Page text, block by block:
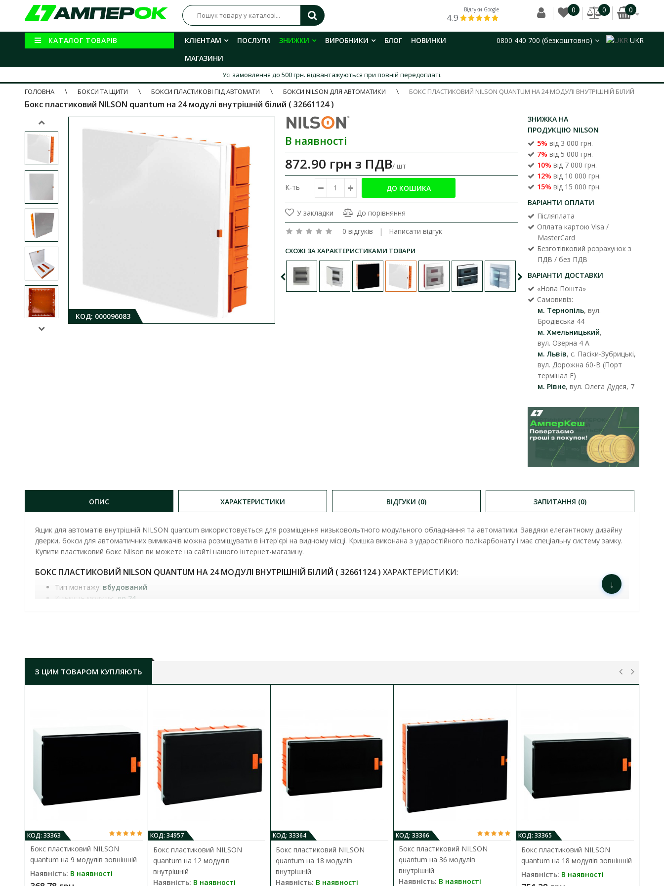
Відгуки Google
4.9
0 0 0
КАТАЛОГ ТОВАРІВ КЛІЄНТАМ ПОСЛУГИ ЗНИЖКИ ВИРОБНИКИ БЛОГ
НОВИНКИ
МАГАЗИНИ
0800 440 700 (безкоштовно) UKR
Усі замовлення до 500 грн. відвантажуються при повній передоплаті.
ГОЛОВНА
БОКСИ ТА ЩИТИ БОКСИ ПЛАСТИКОВІ ПІД АВТОМАТИ БОКСИ NILSON ДЛЯ АВТОМАТИКИ БОКС ПЛАСТИКОВИЙ NILSON QUANTUM НА 24 МОДУЛІ ВНУТРІШНІЙ БІЛИЙ
Бокс пластиковий NILSON quantum на 24 модулі внутрішній білий ( 32661124 )
КОД: 000096083
В наявності
872.90 грн з ПДВ/ шт
К-ть
У закладки
До порівняння
0 відгуків | Написати відгук
СХОЖІ ЗА ХАРАКТЕРИСТИКАМИ ТОВАРИ
ЗНИЖКА НА
ПРОДУКЦІЮ NILSON
5% від 3 000 грн.
7% від 5 000 грн.
10% від 7 000 грн.
12% від 10 000 грн.
15% від 15 000 грн.
ВАРІАНТИ ОПЛАТИ
Післяплата
Оплата картою Visa /
MasterCard
Безготівковий розрахунок з
ПДВ / без ПДВ
ВАРІАНТИ ДОСТАВКИ
«Нова Пошта»
Самовивіз:
м. Тернопіль, вул.
Бродівська 44
м. Хмельницький,
вул. Озерна 4 А
м. Львів, с. Пасіки-Зубрицькі,
вул. Дорожна 60-В (Порт
термінал F)
м. Рівне, вул. Олега Дудєя, 7
ОПИС ХАРАКТЕРИСТИКИ ВІДГУКИ (0) ЗАПИТАННЯ (0)
Ящик для автоматів внутрішній NILSON quantum використовується для розміщення низьковольтного модульного обладнання та автоматики. Завдяки елегантному дизайну
дверки, бокси для автоматичних вимикачів можна розміщувати в інтер'єрі на видному місці. Кришка виконана з ударостійного полікарбонату і має спеціальну систему замку.
Купити пластиковий бокс Nilson ви можете на сайті нашого інтернет-магазину.
БОКС ПЛАСТИКОВИЙ NILSON QUANTUM НА 24 МОДУЛІ ВНУТРІШНІЙ БІЛИЙ ( 32661124 ) ХАРАКТЕРИСТИКИ:
Тип монтажу: вбудований
Кількість модулів: до 24
-25 ºС до +60 ºС
Монтажний розмір основи ГхШхВ:
Габарити кришки ГхШхВ:30х310х340 мм
↓
З ЦИМ ТОВАРОМ КУПЛЯЮТЬ
КОД: 33363
Бокс пластиковий NILSON
quantum на 9 модулів зовнішній
Наявність: В наявності
КОД: 34957
Бокс пластиковий NILSON
quantum на 12 модулів
внутрішній
Наявність: В наявності
КОД: 33364
Бокс пластиковий NILSON
quantum на 18 модулів
внутрішній
Наявність: В наявності
КОД: 33366
Бокс пластиковий NILSON
quantum на 36 модулів
внутрішній
Наявність: В наявності
КОД: 33365
Бокс пластиковий NILSON
quantum на 18 модулів зовнішній
Наявність: В наявності